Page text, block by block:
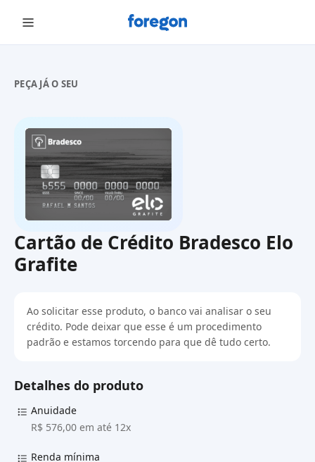
Foregon.com
PEÇA JÁ O SEU
Cartão de Crédito Bradesco Elo
Grafite
Ao solicitar esse produto, o banco vai analisar o seu
crédito. Pode deixar que esse é um procedimento
padrão e estamos torcendo para que dê tudo certo.
Detalhes do produto
Anuidade
R$ 576,00 em até 12x
Renda mínima